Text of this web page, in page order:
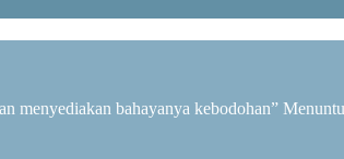
menyediakan bahayanya kebodohan”